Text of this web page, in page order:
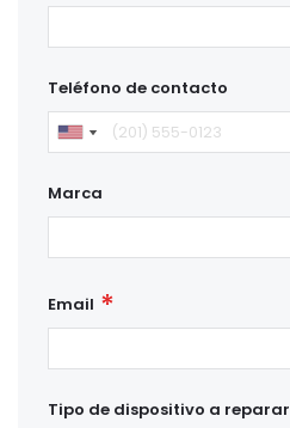
Teléfono de contacto
Marca
Email
Tipo de dispositivo a reparar